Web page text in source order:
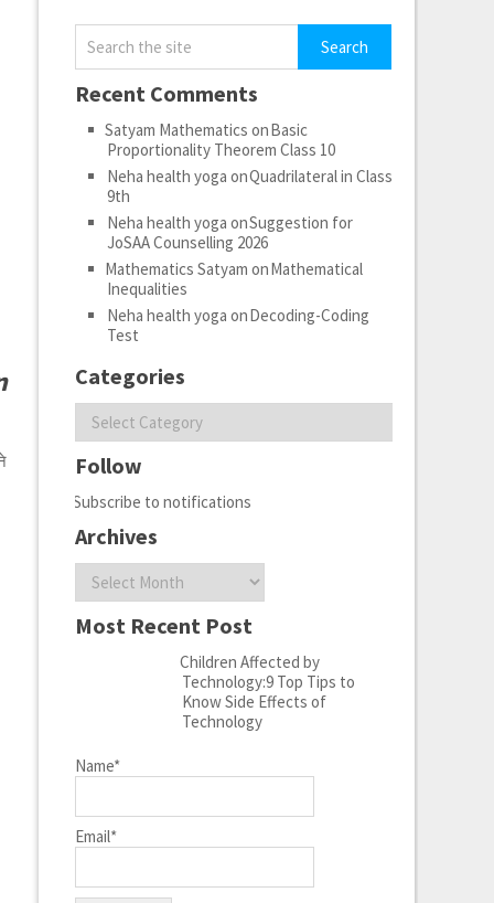
Recent Comments
Satyam Mathematics onBasic
Proportionality Theorem Class 10
Neha health yoga onQuadrilateral in Class
9th
Neha health yoga onSuggestion for
JoSAA Counselling 2026
Mathematics Satyam onMathematical
Inequalities
Neha health yoga onDecoding-Coding
Test
Categories
Categories
Follow
Subscribe to notifications
Archives
Archives
Most Recent Post
Children Affected by
Technology:9 Top Tips to
Know Side Effects of
Technology
Name*
Email*